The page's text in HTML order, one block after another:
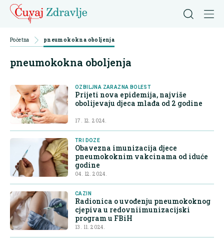
Početna pneumokokna oboljenja
pneumokokna oboljenja
OZBILJNA ZARAZNA BOLEST
Prijeti nova epidemija, najviše
obolijevaju djeca mlađa od 2 godine
17. 12. 2024.
TRI DOZE
Obavezna imunizacija djece
pneumokoknim vakcinama od iduće
godine
04. 12. 2024.
CAZIN
Radionica o uvođenju pneumokoknog
cjepiva u redovniimunizacijski
program u FBiH
13. 11. 2024.